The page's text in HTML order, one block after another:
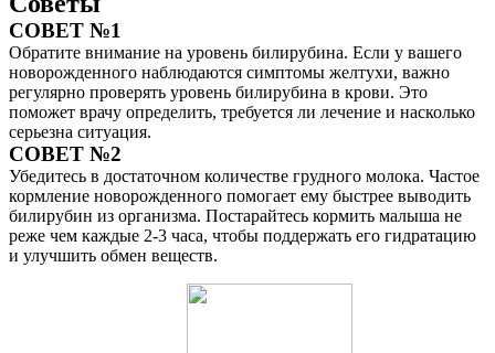
СОВЕТ №1
Обратите внимание на уровень билирубина. Если у вашего
новорожденного наблюдаются симптомы желтухи, важно
регулярно проверять уровень билирубина в крови. Это
поможет врачу определить, требуется ли лечение и насколько
серьезна ситуация.
СОВЕТ №2
Убедитесь в достаточном количестве грудного молока. Частое
кормление новорожденного помогает ему быстрее выводить
билирубин из организма. Постарайтесь кормить малыша не
реже чем каждые 2-3 часа, чтобы поддержать его гидратацию
и улучшить обмен веществ.